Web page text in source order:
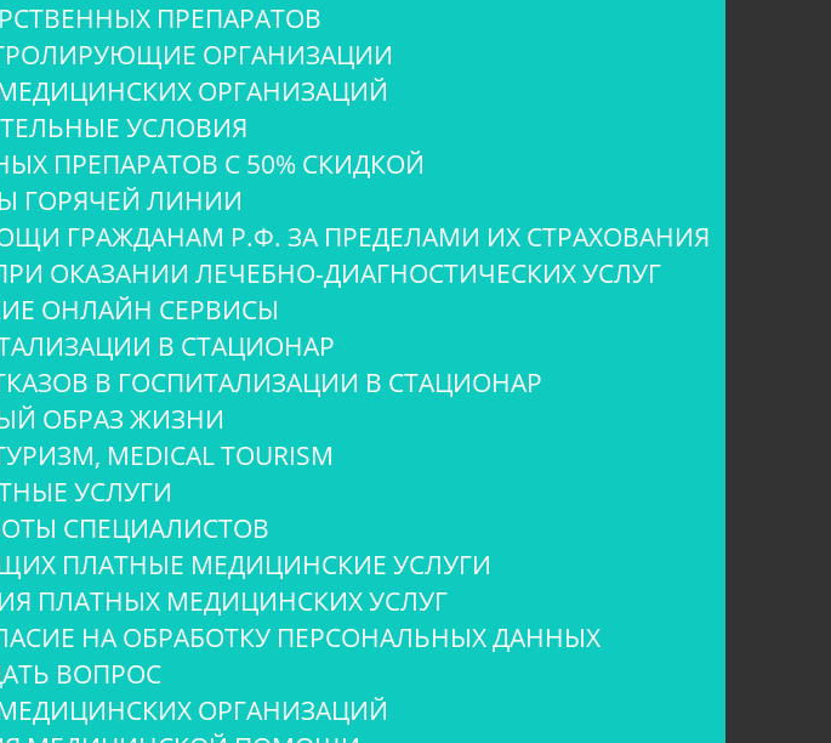
ПРЕПАРАТОВ
ОРГАНИЗАЦИИ
ОРГАНИЗАЦИЙ
УСЛОВИЯ
ПРЕПАРАТОВ С 50% СКИДКОЙ
ГОРЯЧЕЙ ЛИНИИ
ГРАЖДАНАМ Р.Ф. ЗА ПРЕДЕЛАМИ ИХ СТРАХОВАНИЯ
ОКАЗАНИИ ЛЕЧЕБНО-ДИАГНОСТИЧЕСКИХ УСЛУГ
ОНЛАЙН СЕРВИСЫ
В СТАЦИОНАР
В ГОСПИТАЛИЗАЦИИ В СТАЦИОНАР
ОБРАЗ ЖИЗНИ
MEDICAL TOURISM
УСЛУГИ
СПЕЦИАЛИСТОВ
ПЛАТНЫЕ МЕДИЦИНСКИЕ УСЛУГИ
ПЛАТНЫХ МЕДИЦИНСКИХ УСЛУГ
НА ОБРАБОТКУ ПЕРСОНАЛЬНЫХ ДАННЫХ
ВОПРОС
ОРГАНИЗАЦИЙ